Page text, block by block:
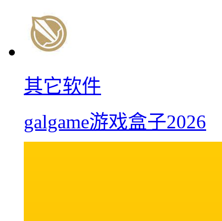
其它软件
galgame游戏盒子2026